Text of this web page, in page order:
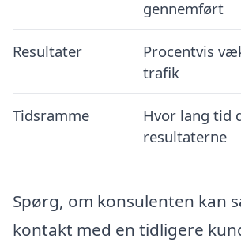
gennemført
Resultater
Procentvis
trafik
Tidsramme
Hvor lang tid
resultaterne
Spørg, om konsulenten kan
kontakt med en tidligere